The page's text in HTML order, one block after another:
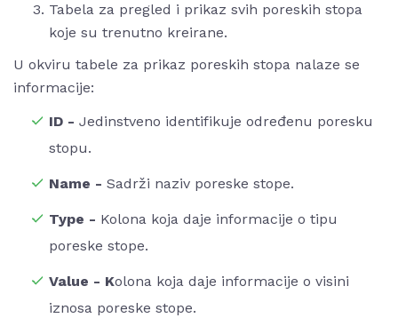
Tabela za pregled i prikaz svih poreskih stopa
koje su trenutno kreirane.
U okviru tabele za prikaz poreskih stopa nalaze se
informacije:
ID - Jedinstveno identifikuje određenu poresku
stopu.
Name - Sadrži naziv poreske stope.
Type - Kolona koja daje informacije o tipu
poreske stope.
Value - Kolona koja daje informacije o visini
iznosa poreske stope.